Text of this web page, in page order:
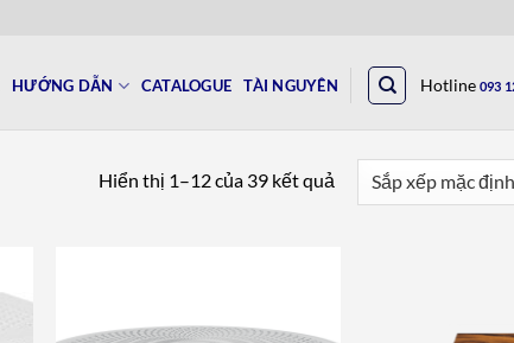
HƯỚNG DẪN CATALOGUE TÀI NGUYÊN Hotline 093
Hiển thị 1–12 của 39 kết quả
wishlist